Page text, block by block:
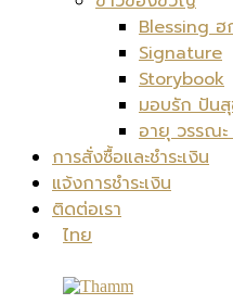
Blessing
Signature
Storybook
มอบรัก ปัน
อายุ วรรณะ
การสั่งซื้อและชำระเงิน
แจ้งการชำระเงิน
ติดต่อเรา
ไทย